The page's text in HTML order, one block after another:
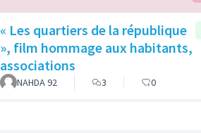
« Les quartiers de la république
», film hommage aux habitants,
associations
NAHDA 92 3 0